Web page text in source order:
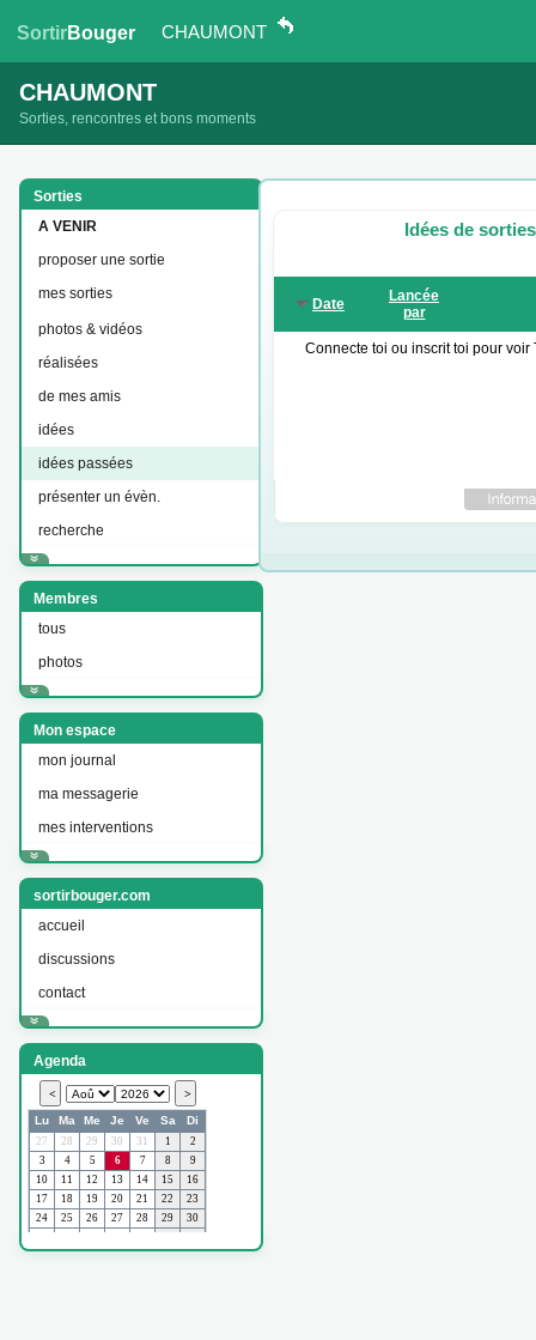
SortirBouger CHAUMONT
CHAUMONT
Sorties, rencontres et bons moments
Sorties
A VENIR
proposer une sortie
mes sorties
photos & vidéos
réalisées
de mes amis
idées
idées passées
présenter un évèn.
recherche
Membres
tous
photos
Mon espace
mon journal
ma messagerie
mes interventions
sortirbouger.com
accueil
discussions
contact
Agenda
Idées de
Date
Lancée
par
Connecte toi ou inscrit toi pour